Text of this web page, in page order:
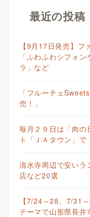
最近の投稿
【9月17日発売】
「ふわふわシフォ
ラ」など
「フルーチェ
売！」
毎月２９日は「肉の
ト「ＪＡタウン」で
清水寺周辺で安いラ
店など20選
【7/24～28、7/31
テーマで山形県長井